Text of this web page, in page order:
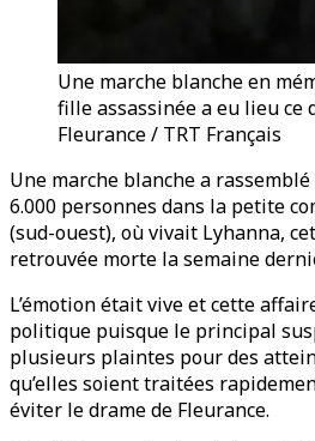
Une marche blanche en
fille assassinée a eu lieu ce
Fleurance / TRT Français
Une marche blanche a
6.000 personnes dans la petite
(sud-ouest), où vivait Lyhanna,
retrouvée morte la semaine
L’émotion était vive et cette
politique puisque le principal
plusieurs plaintes pour des
qu’elles soient traitées
éviter le drame de Fleurance.